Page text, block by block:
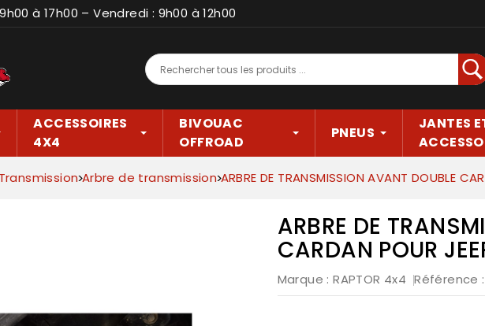
à 17h00 – Vendredi : 9h00 à 12h00
ACCESSOIRES
4X4
BIVOUAC
OFFROAD
PNEUS
JANTES
Arbre de transmission ARBRE DE TRANSMISSION AVANT DOUBLE
ARBRE DE
CARDAN POUR
Marque : RAPTOR 4x4 Référence